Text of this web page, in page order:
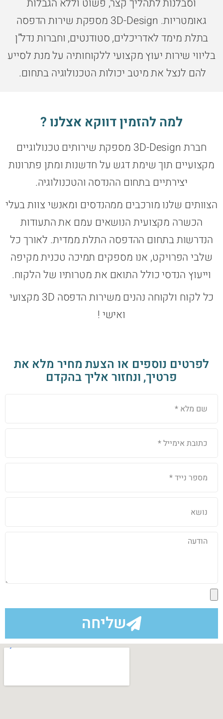
וסבלנות לתהליך קצר, פשוט וללא הגבלות
גאומטריות. 3D-Design מספקת שירות הדפסה
בתלת מימד לאדריכלים, סטודנטים, וחברות נדל”ן
בליווי שירות יעוץ מקצועי ללקוחותיה על מנת לסייע
להם לנצל את מיטב יכולות הטכנולוגיה בתחום.
למה להזמין דווקא אצלנו ?
חברת 3D-Design מספקת שירותים טכנולוגיים
מקצועיים תוך שימת דגש על חדשנות ומתן פתרונות
יצירתיים בתחום ההנדסה והטכנולוגיה.
הצוותים שלנו מורכבים ממהנדסים ומאנשי צוות בעלי
הכשרה מקצועית הנושאים עמם את התעודות
הנדרשות בתחום ההדפסה התלת ממדית. לאורך כל
שלבי הפרויקט, אנו מספקים תמיכה טכנית מקיפה
וייעוץ הנדסי כולל התואם את מטרותיו של הלקוח.
כל לקוח ולקוחה נהנים משירות הדפסה 3D מקצועי
ואישי !
לפרטים נוספים או הצעת מחיר מלא את
פרטיך, ונחזור אליך בהקדם
שליחה